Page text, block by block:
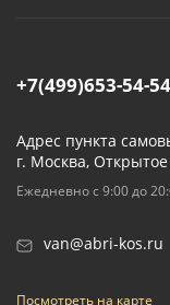
+7(499)653-54-54
Адрес пункта
г. Москва,
Ежедневно с 9:00 до
van@abri-kos.ru
Посмотреть на карте